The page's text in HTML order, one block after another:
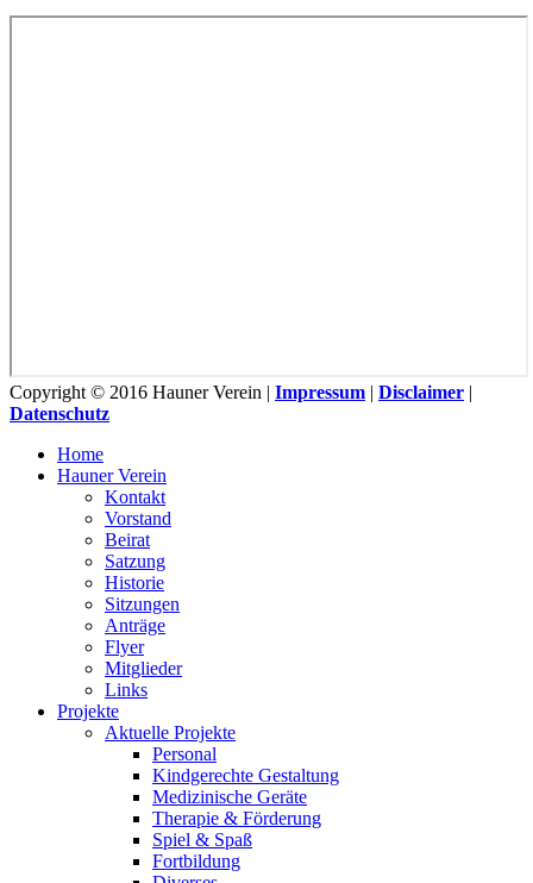
Copyright © 2016 Hauner Verein | Impressum | Disclaimer |
Datenschutz
Home
Hauner Verein
Kontakt
Vorstand
Beirat
Satzung
Historie
Sitzungen
Anträge
Flyer
Mitglieder
Links
Projekte
Aktuelle Projekte
Personal
Kindgerechte Gestaltung
Medizinische Geräte
Therapie & Förderung
Spiel & Spaß
Fortbildung